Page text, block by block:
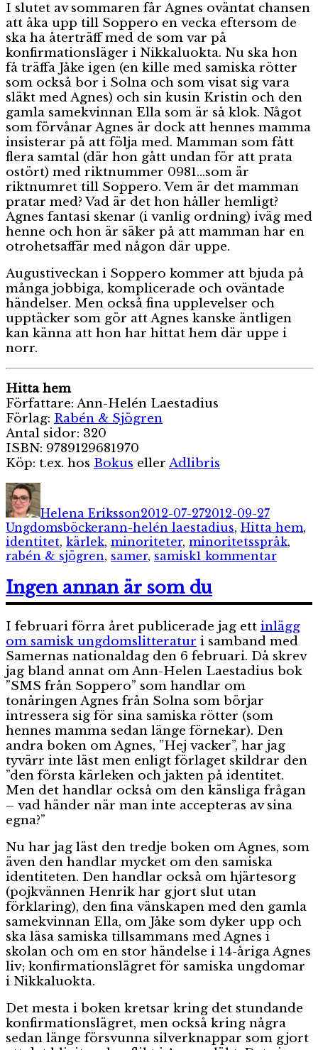
I slutet av sommaren får Agnes oväntat chansen
att åka upp till Soppero en vecka eftersom de
ska ha återträff med de som var på
konfirmationsläger i Nikkaluokta. Nu ska hon
få träffa Jåke igen (en kille med samiska rötter
som också bor i Solna och som visat sig vara
släkt med Agnes) och sin kusin Kristin och den
gamla samekvinnan Ella som är så klok. Något
som förvånar Agnes är dock att hennes mamma
insisterar på att följa med. Mamman som fått
flera samtal (där hon gått undan för att prata
ostört) med riktnummer 0981…som är
riktnumret till Soppero. Vem är det mamman
pratar med? Vad är det hon håller hemligt?
Agnes fantasi skenar (i vanlig ordning) iväg med
henne och hon är säker på att mamman har en
otrohetsaffär med någon där uppe.
Augustiveckan i Soppero kommer att bjuda på
många jobbiga, komplicerade och oväntade
händelser. Men också fina upplevelser och
upptäcker som gör att Agnes kanske äntligen
kan känna att hon har hittat hem där uppe i
norr.
Hitta hem
Författare: Ann-Helén Laestadius
Förlag: Rabén & Sjögren
Antal sidor: 320
ISBN: 9789129681970
Köp: t.ex. hos Bokus eller Adlibris
Författare
Helena Eriksson2012-07-272012-09-27
UngdomsböckerEtiketter
ann-helén laestadius, Hitta hem,
identitet, kärlek, minoriteter, minoritetsspråk,
rabén & sjögren, samer, samisk1 kommentartill
Ingen annan är som du
I februari förra året publicerade jag ett inlägg
om samisk ungdomslitteratur i samband med
Samernas nationaldag den 6 februari. Då skrev
jag bland annat om Ann-Helen Laestadius bok
”SMS från Soppero” som handlar om
tonåringen Agnes från Solna som börjar
intressera sig för sina samiska rötter (som
hennes mamma sedan länge förnekar). Den
andra boken om Agnes, ”Hej vacker”, har jag
tyvärr inte läst men enligt förlaget skildrar den
”den första kärleken och jakten på identitet.
Men det handlar också om den känsliga frågan
– vad händer när man inte accepteras av sina
egna?”
Nu har jag läst den tredje boken om Agnes, som
även den handlar mycket om den samiska
identiteten. Den handlar också om hjärtesorg
(pojkvännen Henrik har gjort slut utan
förklaring), den fina vänskapen med den gamla
samekvinnan Ella, om Jåke som dyker upp och
ska läsa samiska tillsammans med Agnes i
skolan och om en stor händelse i 14-åriga Agnes
liv; konfirmationslägret för samiska ungdomar
i Nikkaluokta.
Det mesta i boken kretsar kring det stundande
konfirmationslägret, men också kring några
sedan länge försvunna silverknappar som gjort